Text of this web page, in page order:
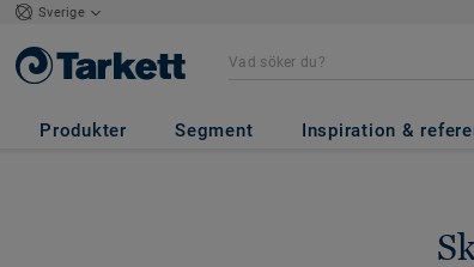
Sverige
Produkter Segment Inspiration &